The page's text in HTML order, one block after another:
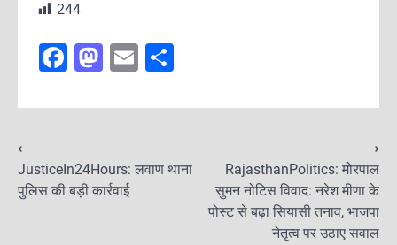
244
F
c
b
o
M
st
d
o
E
ai ar
P
o
s
⟵
JusticeIn24Hours: लवाण थाना
पुलिस की बड़ी कार्रवाई
RajasthanPolitics: मोरपाल
सुमन नोटिस विवाद: नरेश मीणा के
पोस्ट से बढ़ा सियासी तनाव, भाजपा
नेतृत्व पर उठाए सवाल
⟶